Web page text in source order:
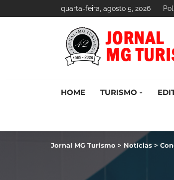
quarta-feira, agosto 5, 2026
HOME TURISMO
Jornal MG Turismo > Notícias >